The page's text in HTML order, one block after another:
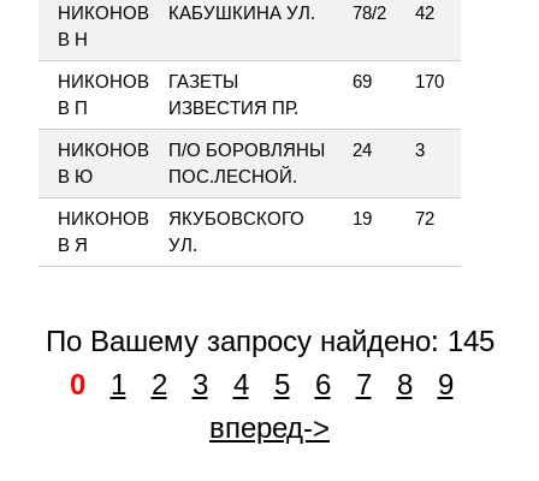
НИКОНОВ
В Н
КАБУШКИНА УЛ. 78/2 42
НИКОНОВ
В П
ГАЗЕТЫ
ИЗВЕСТИЯ ПР.
69 170
НИКОНОВ
В Ю
П/О БОРОВЛЯНЫ
ПОС.ЛЕСНОЙ.
24 3
НИКОНОВ
В Я
ЯКУБОВСКОГО
УЛ.
19 72
По Вашему запросу найдено: 145
0
1 2 3 4 5 6 7 8
9
вперед->